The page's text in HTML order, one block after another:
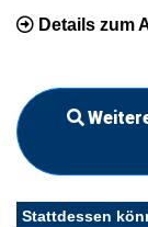
Details zum
Stattdessen